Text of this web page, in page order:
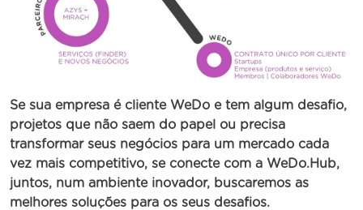
Se sua empresa é cliente WeDo e tem algum desafio,
projetos que não saem do papel ou precisa
transformar seus negócios para um mercado cada
vez mais competitivo, se conecte com a WeDo.Hub,
juntos, num ambiente inovador, buscaremos as
melhores soluções para os seus desafios.